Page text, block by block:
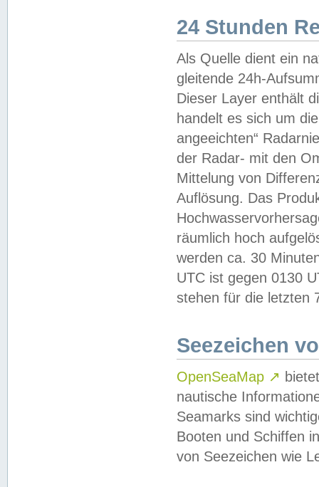
24 Stunden
Als Quelle dient ein
gleitende 24h-
Dieser Layer enthält
handelt es sich um
angeeichten“
der Radar- mit den
Mittelung von
Auflösung. Das
räumlich hoch
werden ca. 30
UTC ist gegen 0130
stehen für die letzten
Seezeichen
OpenSeaMap ↗
nautische
Seamarks sind
Booten und Schiffen
von Seezeichen wie